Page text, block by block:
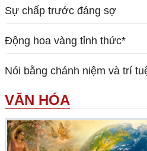
Sự chấp trước đáng sợ
Động hoa vàng tỉnh thức*
Nói bằng chánh niệm và trí
VĂN HÓA